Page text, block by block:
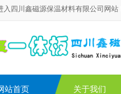
入四川鑫磁源保温材料有限公司网站
站首页 关于我们